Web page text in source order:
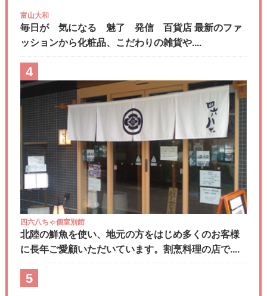
富山大和
毎日が 気になる 魅了 発信 百貨店 最新のファ
ッションから化粧品、こだわりの雑貨や....
4
四六八ちゃ個室別館
北陸の鮮魚を使い、地元の方をはじめ多くのお客様
に長年ご愛顧いただいています。割烹料理の店で....
5